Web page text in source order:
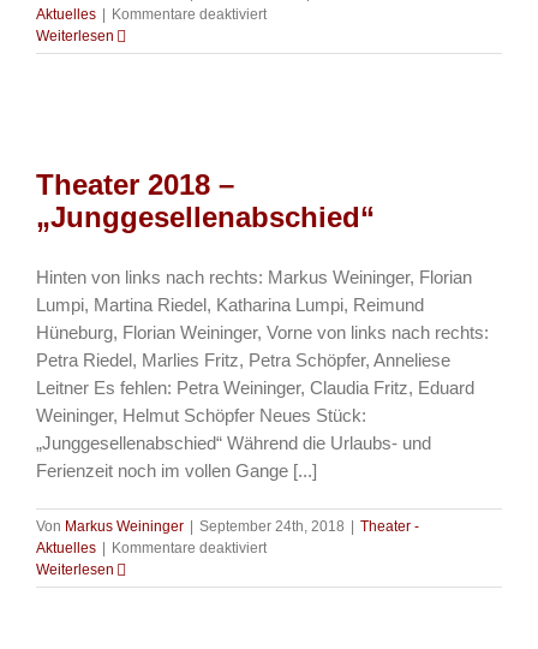
Aktuelles
Kommentare deaktiviertfür
–
Weiterlesen
Theater 2018 –
„Junggesellenabschied“
Hinten von links nach rechts: Markus Weininger, Florian
Lumpi, Martina Riedel, Katharina Lumpi, Reimund
Hüneburg, Florian Weininger, Vorne von links nach rechts:
Petra Riedel, Marlies Fritz, Petra Schöpfer, Anneliese
Leitner Es fehlen: Petra Weininger, Claudia Fritz, Eduard
Weininger, Helmut Schöpfer Neues Stück:
„Junggesellenabschied“ Während die Urlaubs- und
Ferienzeit noch im vollen Gange [...]
Von Markus Weininger September 24th, 2018
Theater -
Aktuelles
Kommentare deaktiviertfür
2018
Weiterlesen